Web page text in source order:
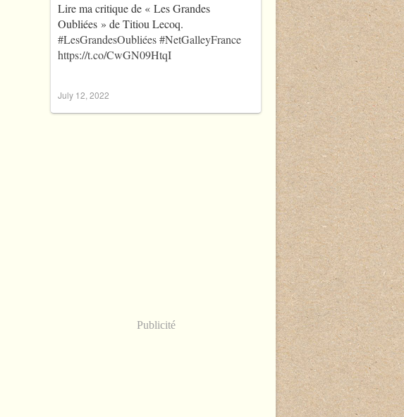
Lire ma critique de « Les Grandes
Oubliées » de Titiou Lecoq.
#LesGrandesOubliées#NetGalleyFrance
https://t.co/CwGN09HtqI
July 12, 2022
Publicité